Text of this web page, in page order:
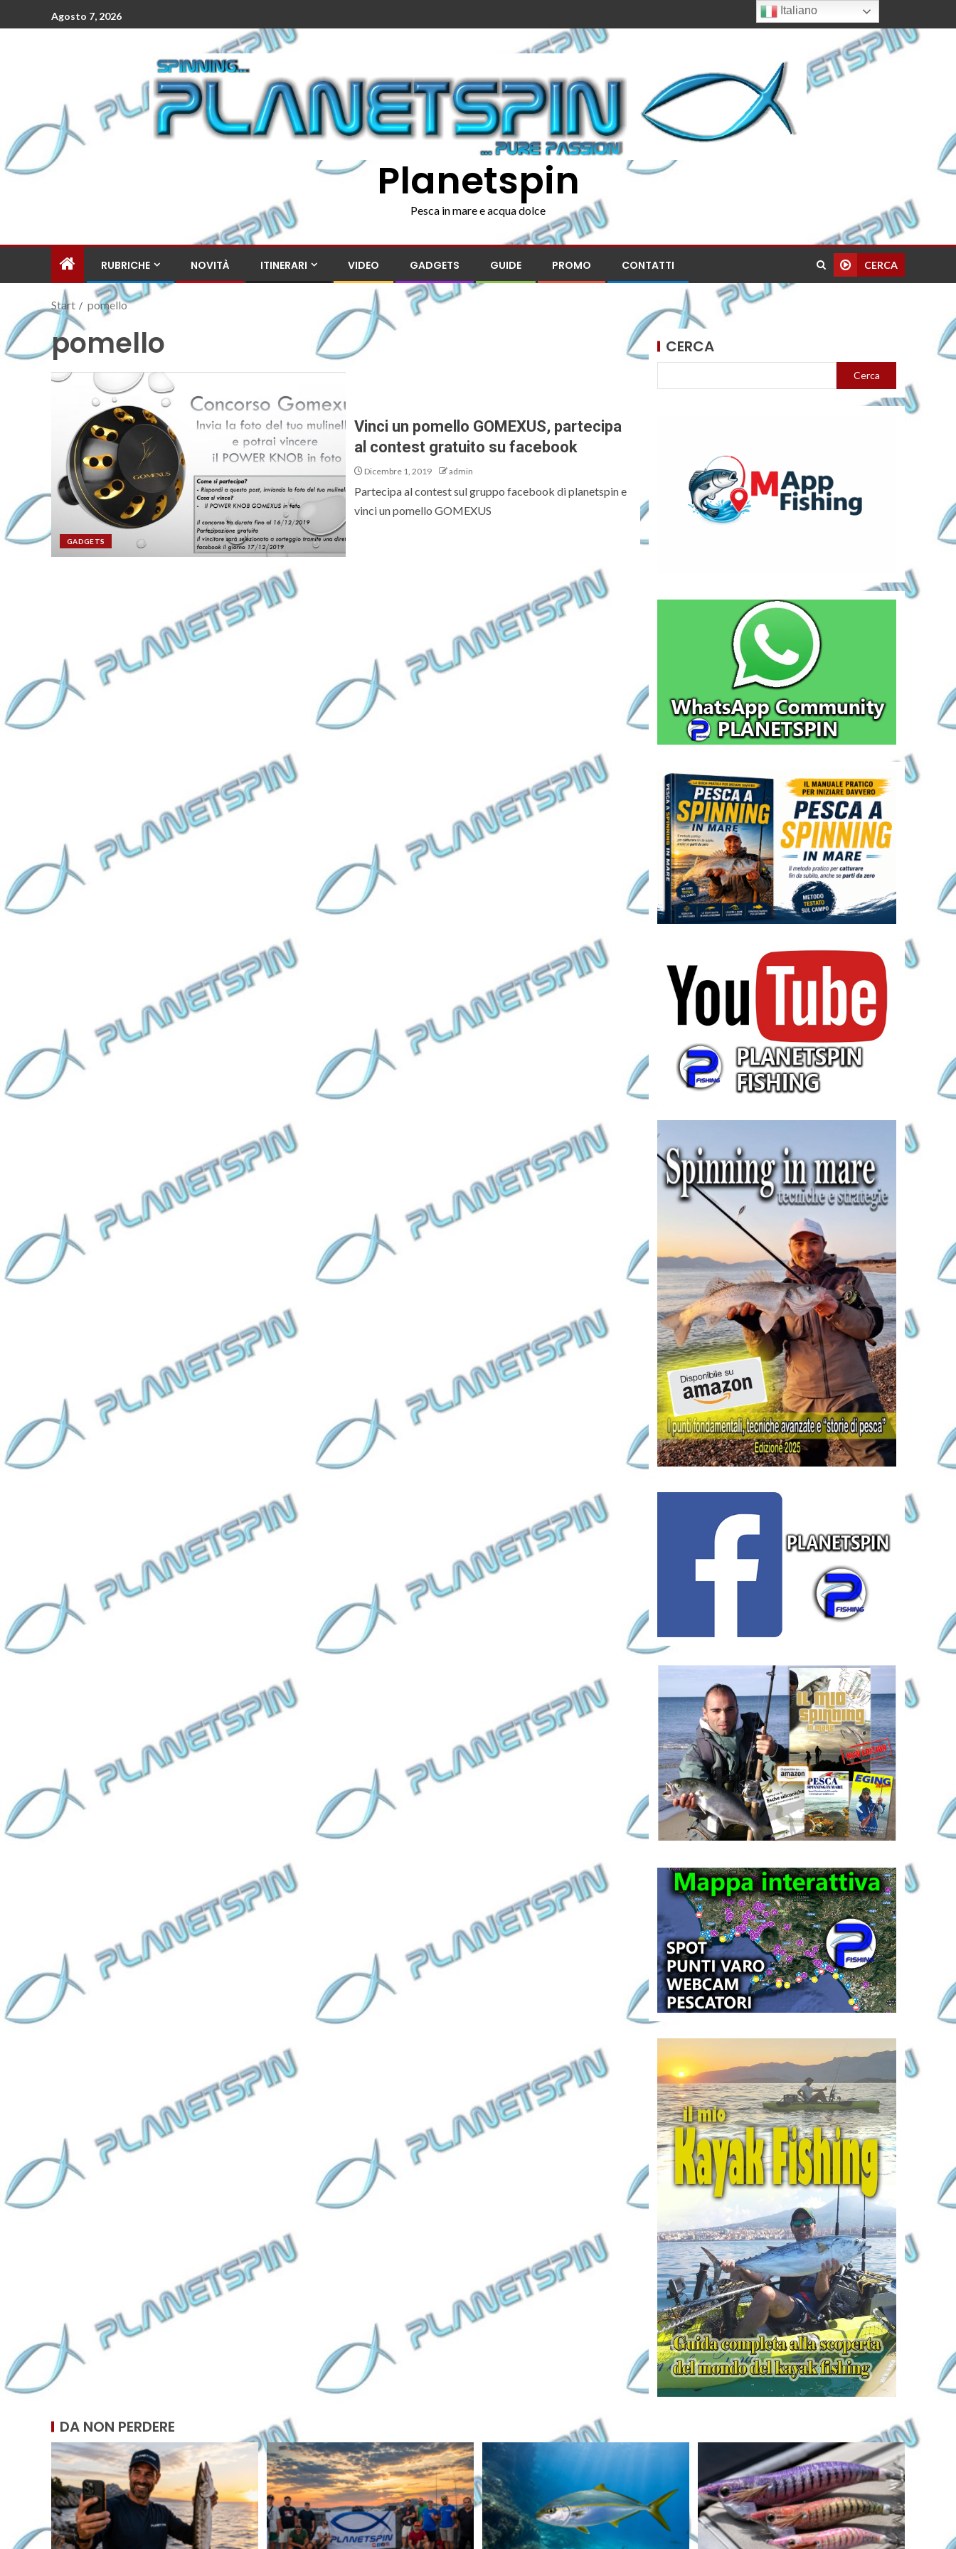
Agosto 7, 2026
Planetspin
Pesca in mare e acqua dolce
RUBRICHE NOVITÀ ITINERARI VIDEO GADGETS GUIDE PROMO CONTATTI CERCA
Start pomello
pomello
GADGETS
Vinci un pomello GOMEXUS, partecipa
al contest gratuito su facebook
Dicembre 1, 2019 admin
Partecipa al contest sul gruppo facebook di planetspin e
vinci un pomello GOMEXUS
CERCA
Cerca
DA NON PERDERE
Italiano